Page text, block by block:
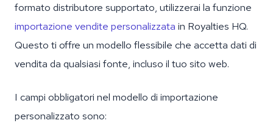
formato distributore supportato, utilizzerai la funzione
importazione vendite personalizzata in Royalties HQ.
Questo ti offre un modello flessibile che accetta dati di
vendita da qualsiasi fonte, incluso il tuo sito web.
I campi obbligatori nel modello di importazione
personalizzato sono: